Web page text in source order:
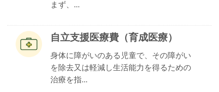
まず、...
自立支援医療費（育成医療）
身体に障がいのある児童で、その障がい
を除去又は軽減し生活能力を得るための
治療を指...